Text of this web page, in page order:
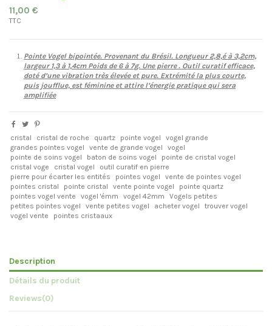
11,00 €
TTC
Pointe Vogel bipointée. Provenant du Brésil. Longueur 2,8,é à 3,2cm,
largeur 1,3 à 1,4cm Poids de 6 à 7g. Une pierre . Outil curatif efficace,
doté d’une vibration très élevée et pure. Extrémité la plus courte,
puis joufflue, est féminine et attire l’énergie pratique qui sera
amplifiée
cristal cristal de roche quartz pointe vogel
vogel grande
grandes pointes vogel
vente de grande vogel
vogel
pointe de soins vogel
baton de soins vogel
pointe de cristal vogel
cristal voge
cristal vogel
outil curatif en pierre
pierre pour écarter les entités
pointes vogel
vente de pointes vogel
pointes cristal
pointe cristal vente pointe vogel
pointe quartz
pointes vogel vente
vogel 'émm vogel 42mm
Vogels petites
petites pointes vogel
vente petites vogel acheter vogel
trouver vogel
vogel vente
pointes cristaaux
Description
Détails du produit
Reviews(0)